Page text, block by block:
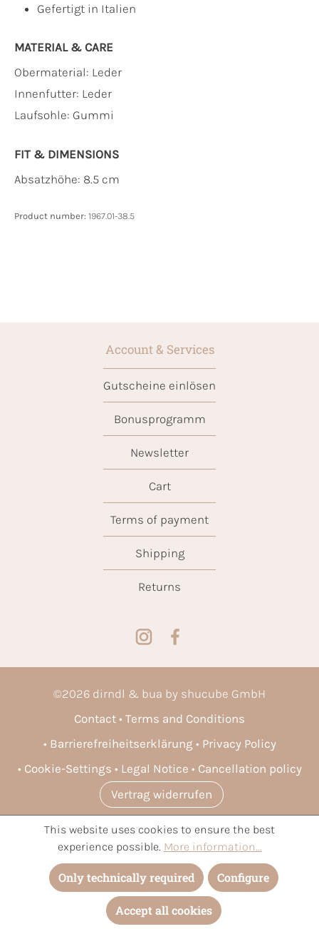
Gefertigt in Italien
MATERIAL & CARE
Obermaterial: Leder
Innenfutter: Leder
Laufsohle: Gummi
FIT & DIMENSIONS
Absatzhöhe: 8.5 cm
Product number: 1967.01-38.5
Account & Services
Gutscheine einlösen
Bonusprogramm
Newsletter
Cart
Terms of payment
Shipping
Returns
©2026 dirndl & bua by shucube GmbH
Contact
Terms and Conditions
Barrierefreiheitserklärung
Privacy Policy
Cookie-Settings
Legal Notice
Cancellation policy
Vertrag widerrufen
* All prices incl. VAT plusshipping costsand possible delivery
charges, if not stated otherwise.
This website uses cookies to ensure the best
experience possible. More information...
Only technically required Configure
Accept all cookies